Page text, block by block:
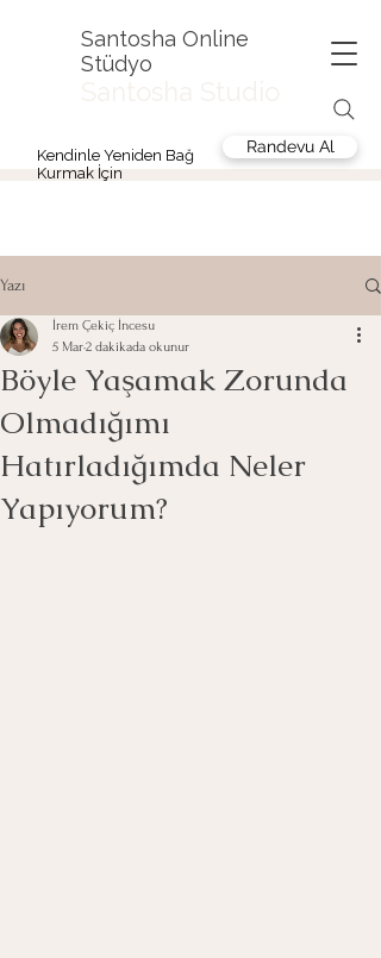
Santosha Online
Stüdyo
Kendinle Yeniden Bağ
Kurmak İçin
Randevu Al
Yazı
Böyle Yaşamak Zorunda
Olmadığımı
Hatırladığımda Neler
Yapıyorum?
İrem Çekiç İncesu
5 Mar2 dakikada okunur